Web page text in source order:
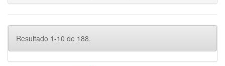
Resultado 1-10 de 188.